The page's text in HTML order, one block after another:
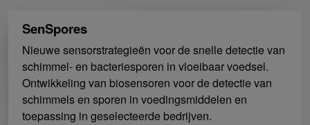
SenSpores
Nieuwe sensorstrategieën voor de snelle detectie van
schimmel- en bacteriesporen in vloeibaar voedsel.
Ontwikkeling van biosensoren voor de detectie van
schimmels en sporen in voedingsmiddelen en
toepassing in geselecteerde bedrijven.